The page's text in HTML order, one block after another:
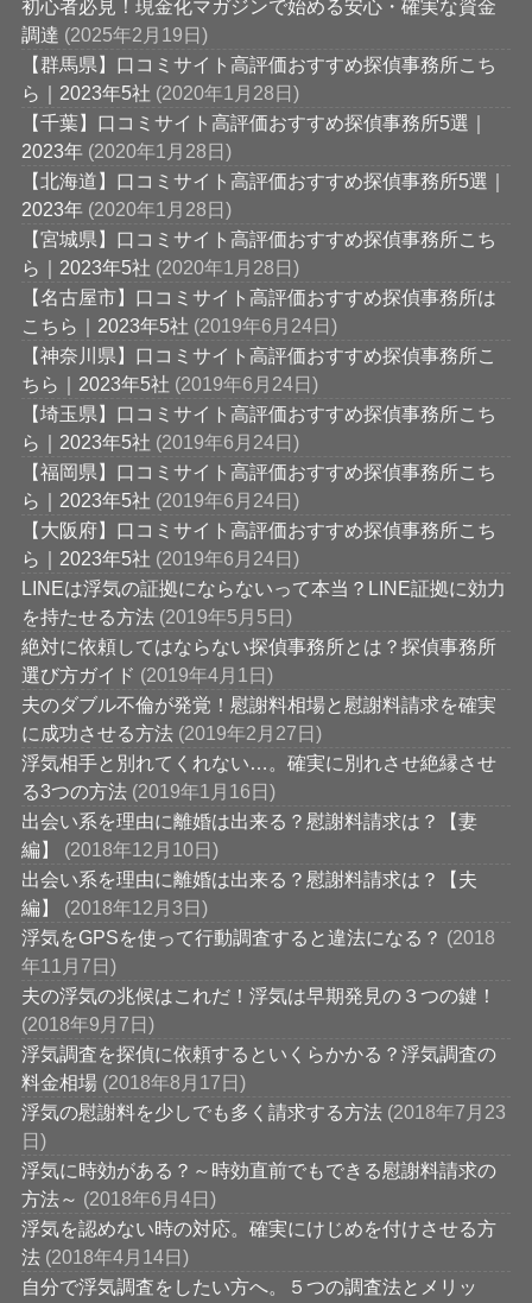
初心者必見！現金化マガジンで始める安心・確実な資金
調達 (2025年2月19日)
【群馬県】口コミサイト高評価おすすめ探偵事務所こち
ら｜2023年5社 (2020年1月28日)
【千葉】口コミサイト高評価おすすめ探偵事務所5選｜
2023年 (2020年1月28日)
【北海道】口コミサイト高評価おすすめ探偵事務所5選｜
2023年 (2020年1月28日)
【宮城県】口コミサイト高評価おすすめ探偵事務所こち
ら｜2023年5社 (2020年1月28日)
【名古屋市】口コミサイト高評価おすすめ探偵事務所は
こちら｜2023年5社 (2019年6月24日)
【神奈川県】口コミサイト高評価おすすめ探偵事務所こ
ちら｜2023年5社 (2019年6月24日)
【埼玉県】口コミサイト高評価おすすめ探偵事務所こち
ら｜2023年5社 (2019年6月24日)
【福岡県】口コミサイト高評価おすすめ探偵事務所こち
ら｜2023年5社 (2019年6月24日)
【大阪府】口コミサイト高評価おすすめ探偵事務所こち
ら｜2023年5社 (2019年6月24日)
LINEは浮気の証拠にならないって本当？LINE証拠に効力
を持たせる方法 (2019年5月5日)
絶対に依頼してはならない探偵事務所とは？探偵事務所
選び方ガイド (2019年4月1日)
夫のダブル不倫が発覚！慰謝料相場と慰謝料請求を確実
に成功させる方法 (2019年2月27日)
浮気相手と別れてくれない…。確実に別れさせ絶縁させ
る3つの方法 (2019年1月16日)
出会い系を理由に離婚は出来る？慰謝料請求は？【妻
編】
(2018年12月10日)
出会い系を理由に離婚は出来る？慰謝料請求は？【夫
編】
(2018年12月3日)
浮気をGPSを使って行動調査すると違法になる？ (2018
年11月7日)
夫の浮気の兆候はこれだ！浮気は早期発見の３つの鍵！
(2018年9月7日)
浮気調査を探偵に依頼するといくらかかる？浮気調査の
料金相場 (2018年8月17日)
浮気の慰謝料を少しでも多く請求する方法 (2018年7月23
日)
浮気に時効がある？～時効直前でもできる慰謝料請求の
方法～ (2018年6月4日)
浮気を認めない時の対応。確実にけじめを付けさせる方
法 (2018年4月14日)
自分で浮気調査をしたい方へ。５つの調査法とメリッ